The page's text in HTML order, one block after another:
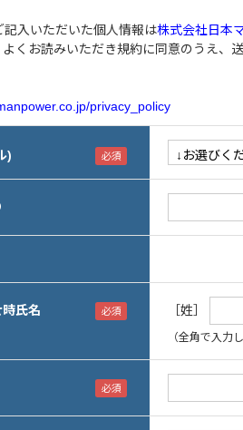
記入いただいた個人情報は株式会社日本
くお読みいただき規約に同意のうえ、
privacy_policy
)
氏名 ［姓］
（全角で入力